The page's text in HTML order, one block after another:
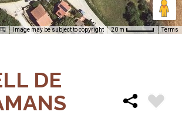
Image may be subject to copyright 20 m Terms
DE